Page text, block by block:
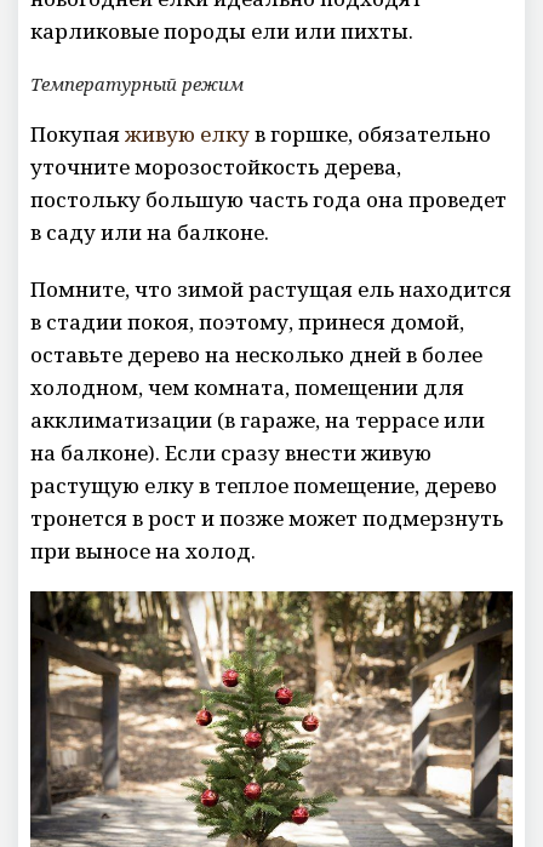
карликовые породы ели или пихты.
Температурный режим
Покупаяживую елкув горшке, обязательно
уточните морозостойкость дерева,
постольку большую часть года она проведет
в саду или на балконе.
Помните, что зимой растущая ель находится
в стадии покоя, поэтому, принеся домой,
оставьте дерево на несколько дней в более
холодном, чем комната, помещении для
акклиматизации (в гараже, на террасе или
на балконе). Если сразу внести живую
растущую елку в теплое помещение, дерево
тронется в рост и позже может подмерзнуть
при выносе на холод.